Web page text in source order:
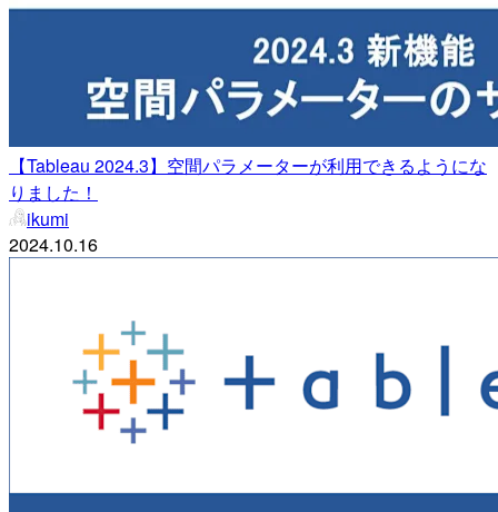
【Tableau 2024.3】空間パラメーターが利用できるようにな
りました！
ikumi
2024.10.16